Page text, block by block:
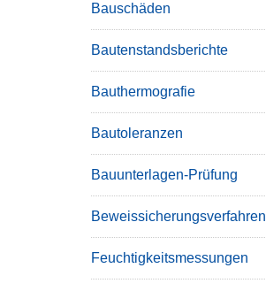
Bauschäden
Bautenstandsberichte
Bauthermografie
Bautoleranzen
Bauunterlagen-Prüfung
Beweissicherungsverfahren
Feuchtigkeitsmessungen